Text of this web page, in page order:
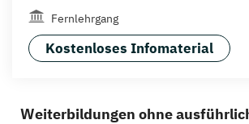
Fernlehrgang
Kostenloses Infomaterial
Weiterbildungen ohne